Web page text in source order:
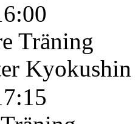
Träning